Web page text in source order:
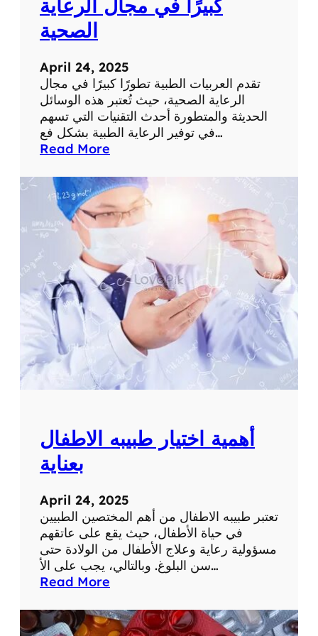
ح
ا
ل
ع
م
ل
كبيرًا في مجال الرعاية
الصحية
April 24, 2025
تقدم العربيات الطبية تطورًا كبيرًا في مجال
الرعاية الصحية، حيث تُعتبر هذه الوسائل
الحديثة والمتطورة أحدث التقنيات التي تسهم
في توفير الرعاية الطبية بشكل فع…
Read More
ق
م
ا
ع
ر
ب
ي
ت
ل
ط
ة
رً
ا
ك
ب
ي
رً
ف
أهمية اختيار طبيبه الاطفال
بعناية
April 24, 2025
تعتبر طبيبه الاطفال من أهم المختصين الطبيين
في حياة الأطفال، حيث يقع على عاتقهم
مسؤولية رعاية وعلاج الأطفال من الولادة حتى
سن البلوغ. وبالتالي، يجب على الأ…
Read More
ه
م